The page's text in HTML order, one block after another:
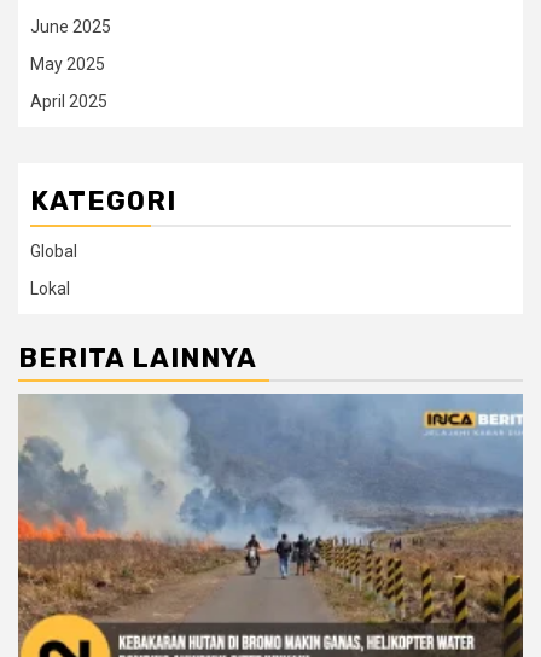
June 2025
May 2025
April 2025
KATEGORI
Global
Lokal
BERITA LAINNYA